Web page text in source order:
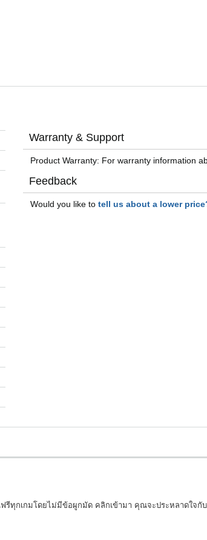
Warranty & Support
Product Warranty: For warranty information
Feedback
Would you like totell us about a lower
เกมโดยไม่มีข้อผูกมัด คลิกเข้ามา คุณจะประหลาดใจกับ